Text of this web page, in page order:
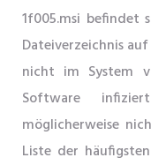
1f005.msi befindet
Dateiverzeichnis
nicht im System
Software
möglicherweise
Liste der